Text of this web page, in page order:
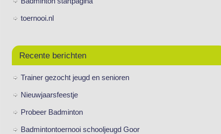
toernooi.nl
Recente berichten
Trainer gezocht jeugd en senioren
Nieuwjaarsfeestje
Probeer Badminton
Badmintontoernooi schooljeugd Goor